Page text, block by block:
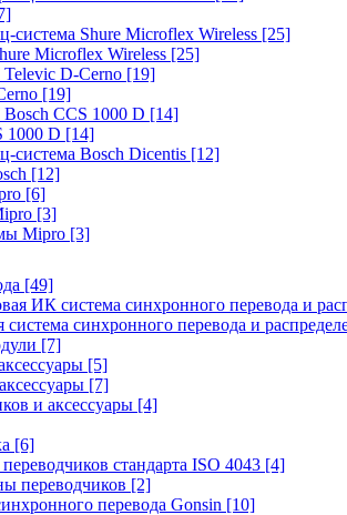
система Shure Microflex Wireless [25]
Microflex Wireless [25]
Televic D-Cerno [19]
[19]
CCS 1000 D [14]
1000 D [14]
система Bosch Dicentis [12]
[12]
[6]
[3]
Mipro [3]
[49]
ИК система синхронного перевода и
синхронного перевода и
[7]
[5]
[7]
и аксессуары [4]
[6]
стандарта ISO 4043 [4]
переводчиков [2]
перевода Gonsin [10]